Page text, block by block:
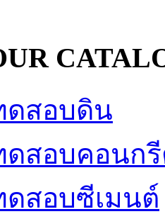
ดสอบดิน
ดสอบคอนก
ดสอบซีเมนต์